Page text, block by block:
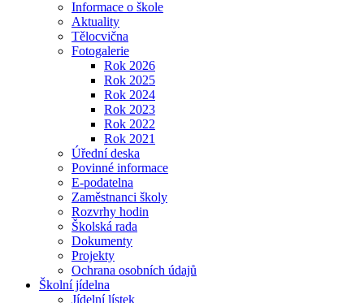
Informace o škole
Aktuality
Tělocvična
Fotogalerie
Rok 2026
Rok 2025
Rok 2024
Rok 2023
Rok 2022
Rok 2021
Úřední deska
Povinné informace
E-podatelna
Zaměstnanci školy
Rozvrhy hodin
Školská rada
Dokumenty
Projekty
Ochrana osobních údajů
Školní jídelna
Jídelní lístek